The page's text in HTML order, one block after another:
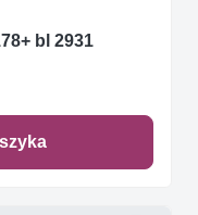
bl 2931